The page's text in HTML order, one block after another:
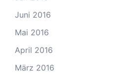
Juni 2016
Mai 2016
April 2016
März 2016